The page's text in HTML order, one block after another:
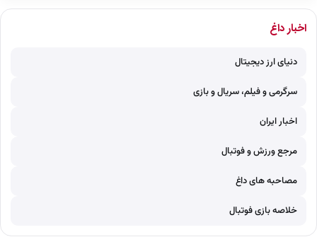
اخبار داغ
دنیای ارز دیجیتال
سرگرمی و فیلم، سریال و بازی
اخبار ایران
مرجع ورزش و فوتبال
مصاحبه های داغ
خلاصه بازی فوتبال